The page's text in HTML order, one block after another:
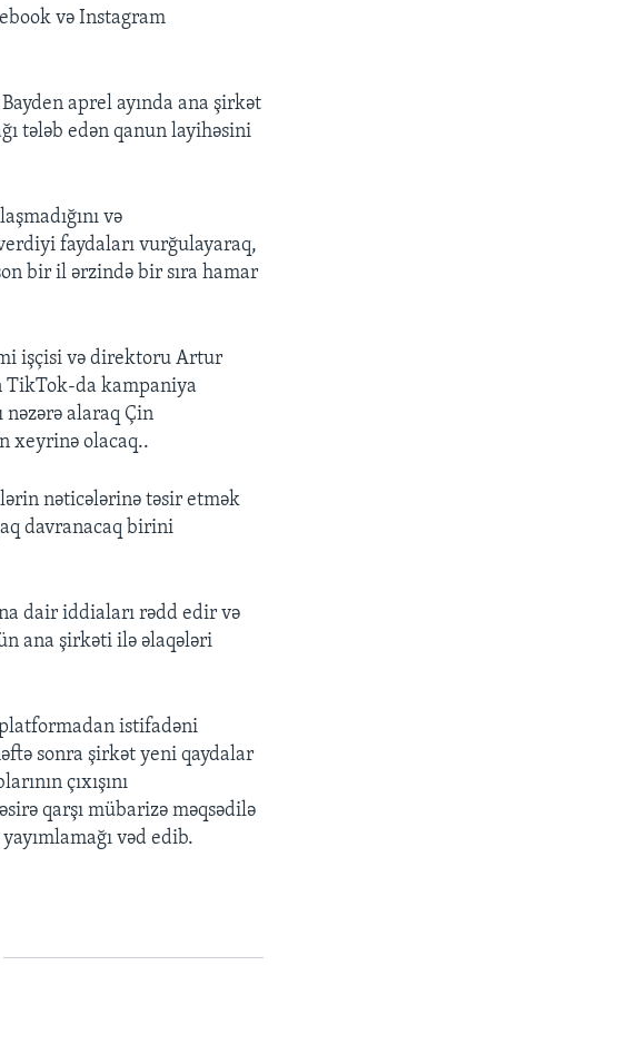
və Instagram
aprel ayında ana şirkət
tələb edən qanun layihəsini
və
faydaları vurğulayaraq,
bir il ərzində bir sıra hamar
işçisi və direktoru Artur
TikTok-da kampaniya
nəzərə alaraq Çin
xeyrinə olacaq..
nəticələrinə təsir etmək
davranacaq birini
dair iddiaları rədd edir və
ana şirkəti ilə əlaqələri
platformadan istifadəni
sonra şirkət yeni qaydalar
çıxışını
qarşı mübarizə məqsədilə
vəd edib.